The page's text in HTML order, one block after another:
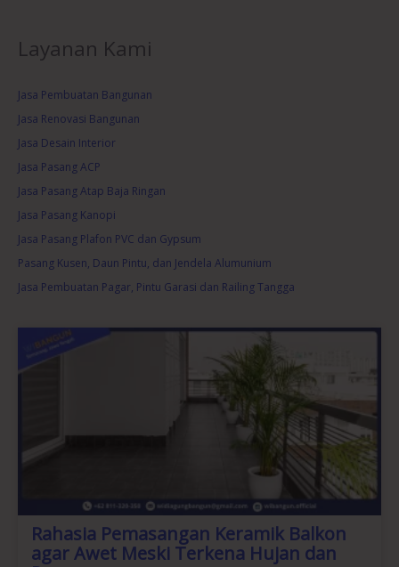
Layanan Kami
Jasa Pembuatan Bangunan
Jasa Renovasi Bangunan
Jasa Desain Interior
Jasa Pasang ACP
Jasa Pasang Atap Baja Ringan
Jasa Pasang Kanopi
Jasa Pasang Plafon PVC dan Gypsum
Pasang Kusen, Daun Pintu, dan Jendela Alumunium
Jasa Pembuatan Pagar, Pintu Garasi dan Railing Tangga
Rahasia Pemasangan Keramik Balkon
agar Awet Meski Terkena Hujan dan